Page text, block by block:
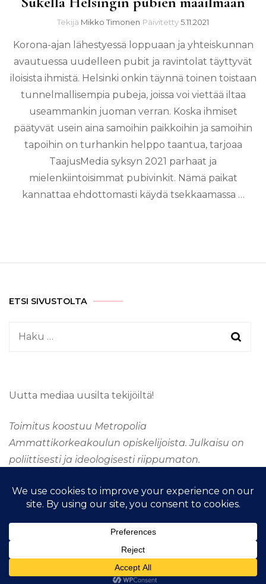
Tekijä Mikko Timonen Päivitetty5.11.2021
Korona-ajan lähestyessä loppuaan ja yhteiskunnan
avautuessa uudelleen pubit ja ravintolat täyttyvät
iloisista ihmistä. Helsinki onkin täynnä toinen toistaan
tunnelmallisempia pubeja, joissa voi viettää iltaa
useammankin juoman verran. Koska ihmiset
päätyvät usein aina samoihin paikkoihin ja samoihin
tapoihin on turhankin helppo taantua, tarjoaa
TaajusMedia syksyn 2021 parhaat ja
mielenkiintoisimmat pubivinkit. Nämä paikat
kannattaa ehdottomasti käydä tsekkaamassa …
ETSI SIVUSTOLTA
Haku:
Uutta mediaa uusilta tekijöiltä!
Toimitus koostuu Metropolia
Ammattikorkeakoulun opiskelijoista. Julkaisu on
poliittisesti ja ideologisesti riippumaton.
&kopio; Tekijänoikeus 2026TAAJUUSMEDIA
oikeudet pidätetään.Fashion Stylist | KehittänytBlossom
WordPress